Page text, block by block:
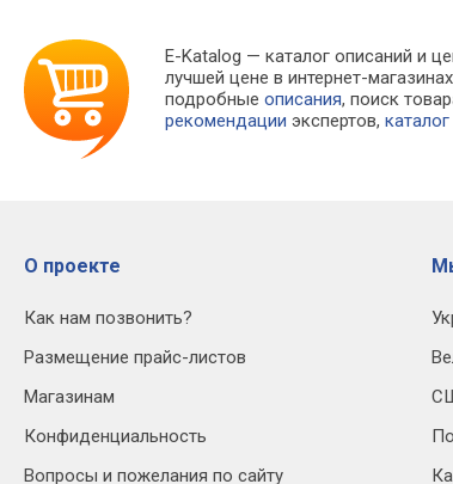
E-Katalog — каталог описаний и
лучшей цене в интернет-
подробныеописания, поиск
рекомендации экспертов,
О проекте
Как нам позвонить?
Размещение прайс-листов
Магазинам
Конфиденциальность
Вопросы и пожелания по сайту